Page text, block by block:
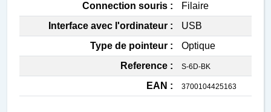
Connection souris :
Filaire
Interface avec l'ordinateur :
USB
Type de pointeur :
Optique
Reference :
S-6D-BK
EAN : 3700104425163